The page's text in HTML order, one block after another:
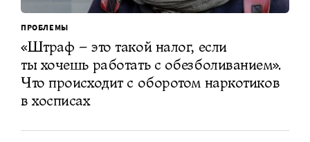
ПРОБЛЕМЫ
«Штраф – это такой налог, если
ты хочешь работать с обезболиванием».
Что происходит с оборотом наркотиков
в хосписах